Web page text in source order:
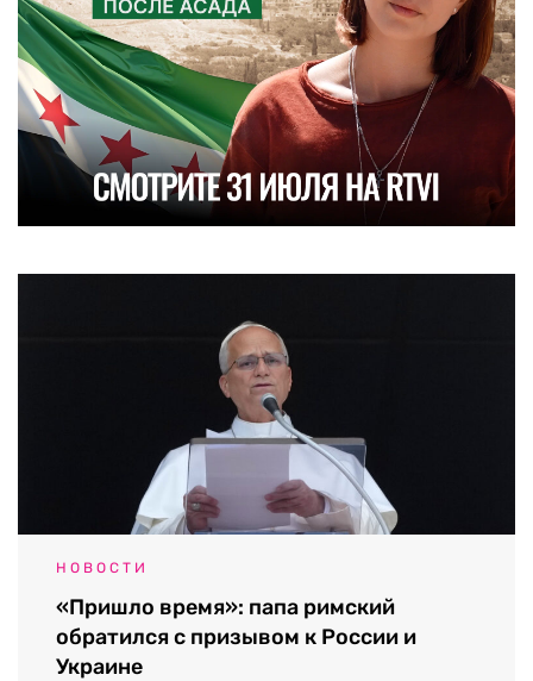
НОВОСТИ
«Пришло время»: папа римский
обратился с призывом к России и
Украине